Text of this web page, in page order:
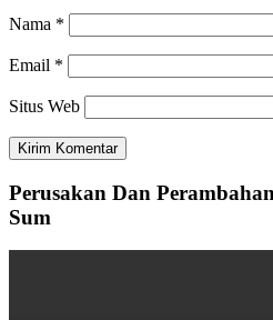
Nama *
Email *
Situs Web
Perusakan Dan
Sum